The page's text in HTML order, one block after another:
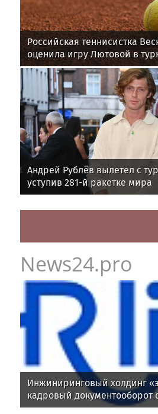
Российская теннисистка
оценила игру Лютовой в
Memphis Classic
Андрей Рублёв вылетел с
уступив 281-й ракетке мира
News24.pro
Инжиниринговый холдинг
кадровый